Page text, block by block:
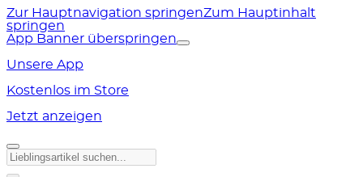
Zur Hauptnavigation springenZum Hauptinhalt
springen
App Banner überspringen
Unsere App
Kostenlos im Store
Jetzt anzeigen